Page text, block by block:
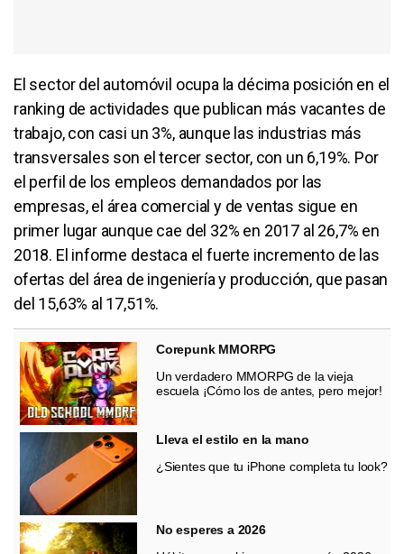
El sector del automóvil ocupa la décima posición en el
ranking de actividades que publican más vacantes de
trabajo, con casi un 3%, aunque las industrias más
transversales son el tercer sector, con un 6,19%. Por
el perfil de los empleos demandados por las
empresas, el área comercial y de ventas sigue en
primer lugar aunque cae del 32% en 2017 al 26,7% en
2018. El informe destaca el fuerte incremento de las
ofertas del área de ingeniería y producción, que pasan
del 15,63% al 17,51%.
Corepunk MMORPG
Un verdadero MMORPG de la vieja
escuela ¡Cómo los de antes, pero mejor!
Lleva el estilo en la mano
¿Sientes que tu iPhone completa tu look?
No esperes a 2026